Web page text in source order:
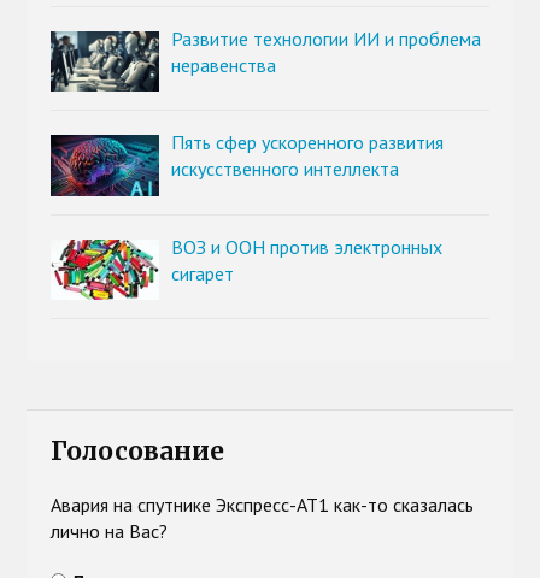
Развитие технологии ИИ и проблема
неравенства
Пять сфер ускоренного развития
искусственного интеллекта
ВОЗ и ООН против электронных
сигарет
Голосование
Авария на спутнике Экспресс-АТ1 как-то сказалась
лично на Вас?